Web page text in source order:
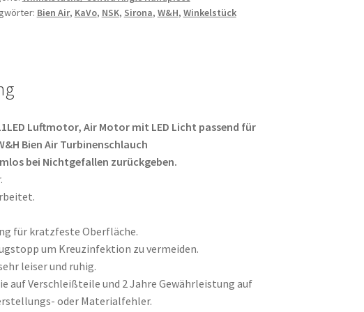
Bien Air, KaVo, NSK, Sirona, W&H, Winkelstück
Luftmotor, Air Motor mit LED Licht passend für
Bien Air Turbinenschlauch
bei Nichtgefallen zurückgeben.
für kratzfeste Oberfläche.
um Kreuzinfektion zu vermeiden.
leiser und ruhig.
auf Verschleißteile und 2 Jahre Gewährleistung auf
oder Materialfehler.